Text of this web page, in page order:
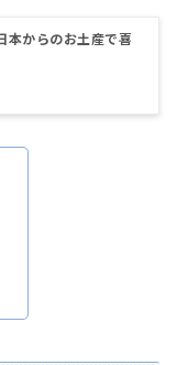
本からのお土産で喜